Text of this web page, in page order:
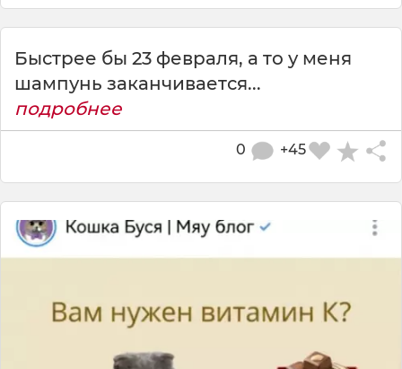
Быстрее бы 23 февраля, а то у меня
шампунь заканчивается...
подробнее
+45
0